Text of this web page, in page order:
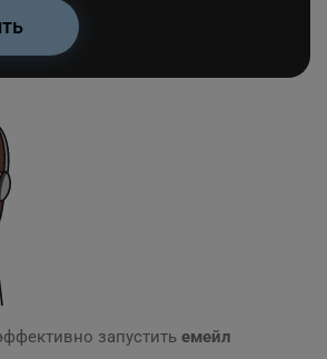
запустить емейл